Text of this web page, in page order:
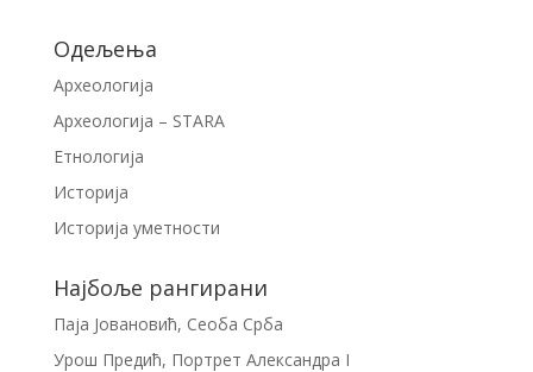
Одељења
Археологија
Археологија – STARA
Етнологија
Историја
Историја уметности
Најбоље рангирани
Паја Јовановић, Сеоба Срба
Урош Предић, Портрет Александра I